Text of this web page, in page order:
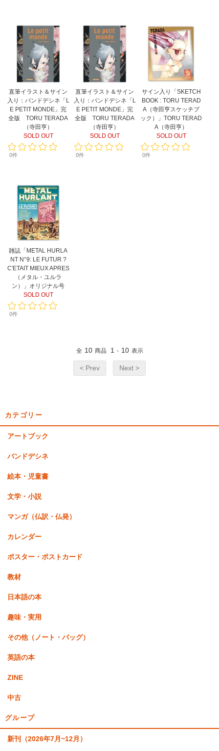
直筆イラスト＆サイン
入り：バンドデシネ「L
E PETIT MONDE」完
全版 TORU TERADA
（寺田亨）
SOLD OUT
0件
直筆イラスト＆サイン
入り：バンドデシネ「L
E PETIT MONDE」完
全版 TORU TERADA
（寺田亨）
SOLD OUT
0件
サイン入り「SKETCH
BOOK : TORU TERAD
A（寺田亨スケッチブ
ック）」TORU TERAD
A（寺田亨）
SOLD OUT
0件
雑誌「METAL HURLA
NT N°9: LE FUTUR ?
C'ETAIT MIEUX APRES
（メタル・ユルラ
ン）」オリジナル号
SOLD OUT
0件
全 10 商品 1 - 10 表示
< Prev Next >
カテゴリー
アートブック
バンドデシネ
絵本・児童書
文学・小説
マンガ（仏訳・仏発）
カレンダー
ポスター・ポストカード
教材
日本語の本
趣味・実用
その他（ノート・バッグ）
英語の本
ZINE
中古
グループ
新刊（2026年7月~12月）